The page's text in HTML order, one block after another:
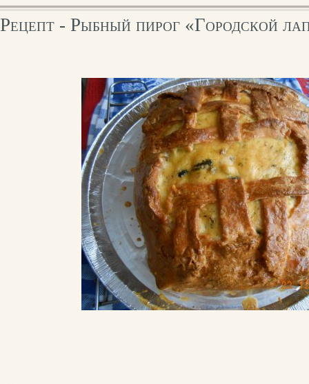
Рецепт - Рыбный пирог «Городской